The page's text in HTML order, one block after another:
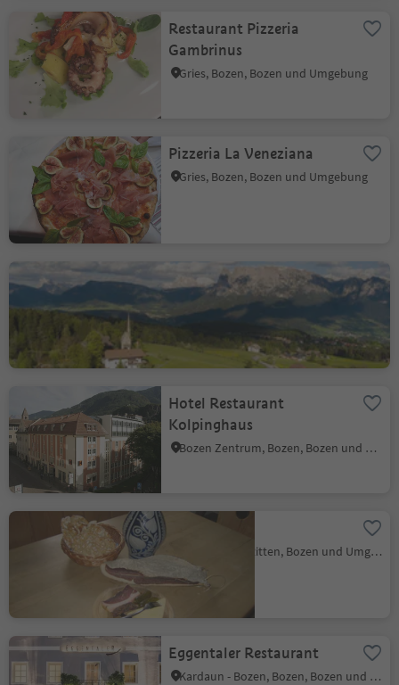
Restaurant Pizzeria
Gambrinus
Gries, Bozen, Bozen und Umgebung
Pizzeria La Veneziana
Gries, Bozen, Bozen und Umgebung
Hotel Ansitz Kematen
Klobenstein, Ritten, Bozen und Umgebung
Hotel Restaurant
Kolpinghaus
Bozen Zentrum, Bozen, Bozen und Umgebung
Moserhof
Klobenstein, Ritten, Bozen und Umgebung
Eggentaler Restaurant
Kardaun - Bozen, Bozen, Bozen und Umgebung